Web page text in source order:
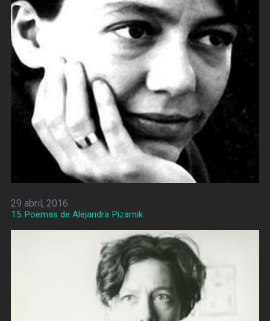
29 abril, 2016
15 Poemas de Alejandra Pizarnik